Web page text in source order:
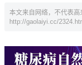
本文来自网络，不代表高
http://gaolaiyi.cc/